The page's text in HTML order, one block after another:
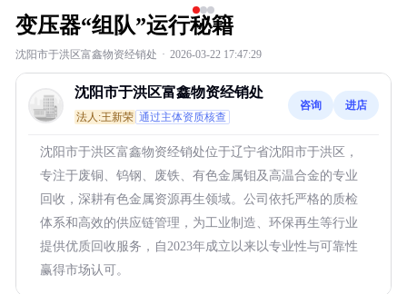
变压器“组队”运行秘籍
沈阳市于洪区富鑫物资经销处 · 2026-03-22 17:47:29
沈阳市于洪区富鑫物资经销处
法人:王新荣 通过主体资质核查
咨询 进店
沈阳市于洪区富鑫物资经销处位于辽宁省沈阳市于洪区，
专注于废铜、钨钢、废铁、有色金属钼及高温合金的专业
回收，深耕有色金属资源再生领域。公司依托严格的质检
体系和高效的供应链管理，为工业制造、环保再生等行业
提供优质回收服务，自2023年成立以来以专业性与可靠性
赢得市场认可。